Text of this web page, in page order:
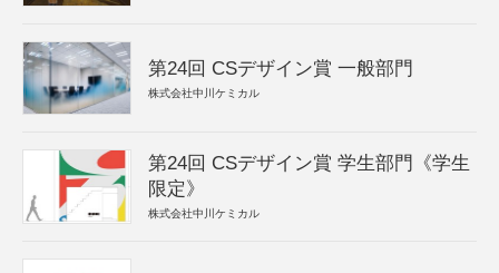
第24回 CSデザイン賞 一般部門
株式会社中川ケミカル
第24回 CSデザイン賞 学生部門《学生
限定》
株式会社中川ケミカル